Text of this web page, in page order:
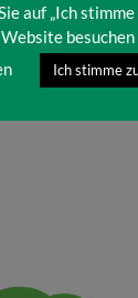
auf „Ich stimme
besuchen
Ich stimme